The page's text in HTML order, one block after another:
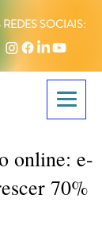
SOCIAIS:
online: e-
70%